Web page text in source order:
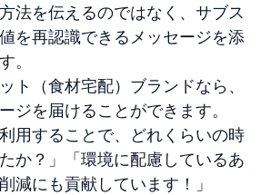
法を伝えるのではなく、サブス
を再認識できるメッセージを添
。
ト（食材宅配）ブランドなら、
ジを届けることができます。
用することで、どれくらいの時
か？」「環境に配慮しているあ
減にも貢献しています！」